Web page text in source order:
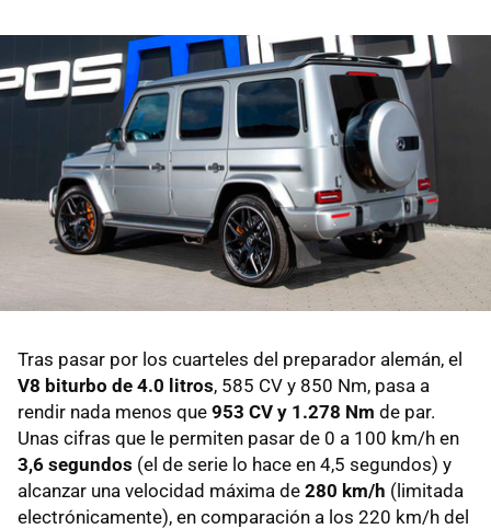
Tras pasar por los cuarteles del preparador alemán, el
V8 biturbo de 4.0 litros, 585 CV y 850 Nm, pasa a
rendir nada menos que 953 CV y 1.278 Nm de par.
Unas cifras que le permiten pasar de 0 a 100 km/h en
3,6 segundos (el de serie lo hace en 4,5 segundos) y
alcanzar una velocidad máxima de 280 km/h (limitada
electrónicamente), en comparación a los 220 km/h del